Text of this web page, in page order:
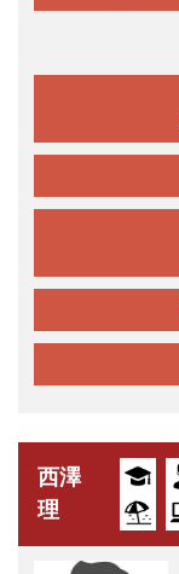
西澤
理